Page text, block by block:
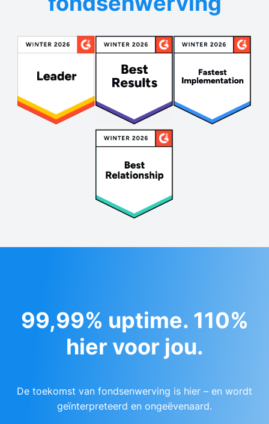
99,99% uptime. 110%
hier voor jou.
De toekomst van fondsenwerving is hier – en wordt
geïnterpreteerd en ongeëvenaard.